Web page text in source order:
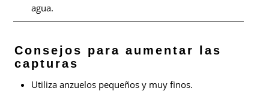
agua.
Consejos para aumentar las
capturas
Utiliza anzuelos pequeños y muy finos.